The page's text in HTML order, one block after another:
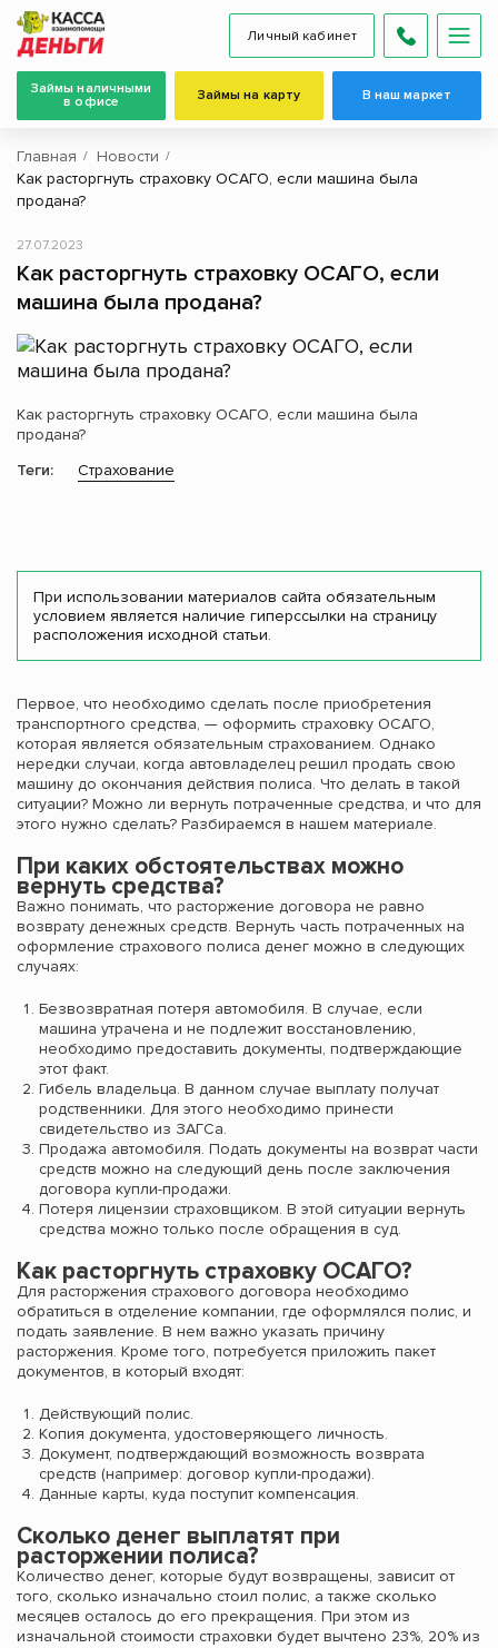
Личный кабинет
Займы наличными
в офисе
Займы на карту В наш маркет
Главная
Новости
Как расторгнуть страховку ОСАГО, если машина была
продана?
Как расторгнуть страховку ОСАГО, если
машина была продана?
27.07.2023
Как расторгнуть страховку ОСАГО, если машина была
продана?
Теги:
Страхование
При использовании материалов сайта обязательным
условием является наличие гиперссылки на страницу
расположения исходной статьи.
Первое, что необходимо сделать после приобретения
транспортного средства, — оформить страховку ОСАГО,
которая является обязательным страхованием. Однако
нередки случаи, когда автовладелец решил продать свою
машину до окончания действия полиса. Что делать в такой
ситуации? Можно ли вернуть потраченные средства, и что для
этого нужно сделать? Разбираемся в нашем материале.
При каких обстоятельствах можно
вернуть средства?
Важно понимать, что расторжение договора не равно
возврату денежных средств. Вернуть часть потраченных на
оформление страхового полиса денег можно в следующих
случаях:
Безвозвратная потеря автомобиля. В случае, если
машина утрачена и не подлежит восстановлению,
необходимо предоставить документы, подтверждающие
этот факт.
Гибель владельца. В данном случае выплату получат
родственники. Для этого необходимо принести
свидетельство из ЗАГСа.
Продажа автомобиля. Подать документы на возврат части
средств можно на следующий день после заключения
договора купли-продажи.
Потеря лицензии страховщиком. В этой ситуации вернуть
средства можно только после обращения в суд.
Как расторгнуть страховку ОСАГО?
Для расторжения страхового договора необходимо
обратиться в отделение компании, где оформлялся полис, и
подать заявление. В нем важно указать причину
расторжения. Кроме того, потребуется приложить пакет
документов, в который входят:
Действующий полис.
Копия документа, удостоверяющего личность.
Документ, подтверждающий возможность возврата
средств (например: договор купли-продажи).
Данные карты, куда поступит компенсация.
Сколько денег выплатят при
расторжении полиса?
Количество денег, которые будут возвращены, зависит от
того, сколько изначально стоил полис, а также сколько
месяцев осталось до его прекращения. При этом из
изначальной стоимости страховки будет вычтено 23%, 20% из